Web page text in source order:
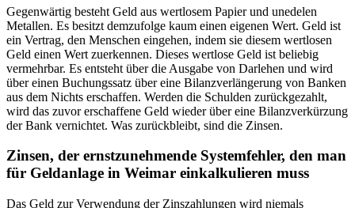
Gegenwärtig besteht Geld aus wertlosem Papier und unedelen
Metallen. Es besitzt demzufolge kaum einen eigenen Wert. Geld ist
ein Vertrag, den Menschen eingehen, indem sie diesem wertlosen
Geld einen Wert zuerkennen. Dieses wertlose Geld ist beliebig
vermehrbar. Es entsteht über die Ausgabe von Darlehen und wird
über einen Buchungssatz über eine Bilanzverlängerung von Banken
aus dem Nichts erschaffen. Werden die Schulden zurückgezahlt,
wird das zuvor erschaffene Geld wieder über eine Bilanzverkürzung
der Bank vernichtet. Was zurückbleibt, sind die Zinsen.
Zinsen, der ernstzunehmende Systemfehler, den man
für Geldanlage in Weimar einkalkulieren muss
Das Geld zur Verwendung der Zinszahlungen wird niemals